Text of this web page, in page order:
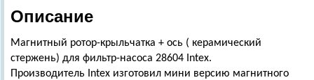
Описание
Магнитный ротор-крыльчатка + ось ( керамический
стержень) для фильтр-насоса 28604 Intex.
Производитель Intex изготовил мини версию магнитного